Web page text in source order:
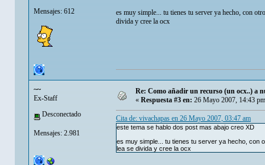
Mensajes: 612
es muy simple... tu tienes tu server ya hecho, con
divida y cree la ocx
~~
Ex-Staff
Desconectado
Mensajes: 2.981
Re: Como añadir un recurso (un ocx..) a
« Respuesta #3 en: 26 Mayo 2007, 14:43
Cita de: vivachapas en 26 Mayo 2007, 03:47 am
este tema se hablo dos post mas abajo creo XD
es muy simple... tu tienes tu server ya hecho, con
lea se divida y cree la ocx